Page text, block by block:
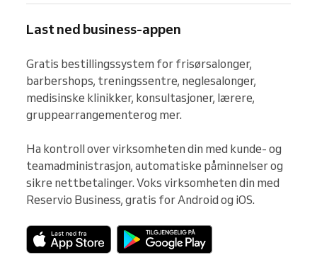
Last ned business-appen
Gratis bestillingssystem for frisørsalonger,
barbershops, treningssentre, neglesalonger,
medisinske klinikker, konsultasjoner, lærere,
gruppearrangementerog mer.
Ha kontroll over virksomheten din med kunde- og
teamadministrasjon, automatiske påminnelser og
sikre nettbetalinger. Voks virksomheten din med
Reservio Business, gratis for Android og iOS.